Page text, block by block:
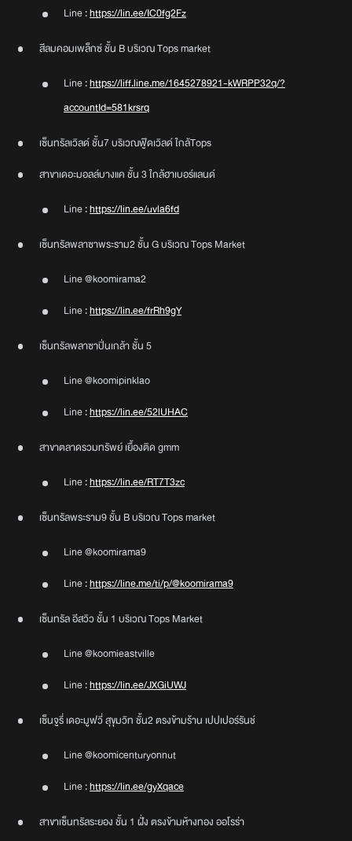
Line :https://lin.ee/IC0fg2Fz
สีลมคอมเพล็กซ์ ชั้น B บริเวณ Tops market
Line :https://liff.line.me/1645278921-kWRPP32q/?
accountId=581krsrq
เซ็นทรัลเวิลด์ ชั้น7 บริเวณฟู๊ดเวิลด์ ใกล้Tops
สาขาเดอะมอลล์บางแค ชั้น 3 ใกล้ฮาเบอร์แลนด์
Line :https://lin.ee/uvla6fd
เซ็นทรัลพลาซาพระราม2 ชั้น G บริเวณ Tops Market
Line @koomirama2
Line :https://lin.ee/frRh9gY
เซ็นทรัลพลาซาปิ่นเกล้า ชั้น 5
Line @koomipinklao
Line :https://lin.ee/52lUHAC
สาขาตลาดรวมทรัพย์ เยื้องติด gmm
Line :https://lin.ee/RT7T3zc
เซ็นทรัลพระราม9 ชั้น B บริเวณ Tops market
Line @koomirama9
Line :https://line.me/ti/p/@koomirama9
เซ็นทรัล อีสวิว ชั้น 1 บริเวณ Tops Market
Line @koomieastville
Line :https://lin.ee/JXGiUWJ
เซ็นจูรี่ เดอะมูฟวี่ สุขุมวิท ชั้น2 ตรงข้ามร้าน เปปเปอร์รันช์
Line @koomicenturyonnut
Line :https://lin.ee/gyXqace
สาขาเซ็นทรัลระยอง ชั้น 1 ฝั่ง ตรงข้ามห้างทอง ออโรร่า